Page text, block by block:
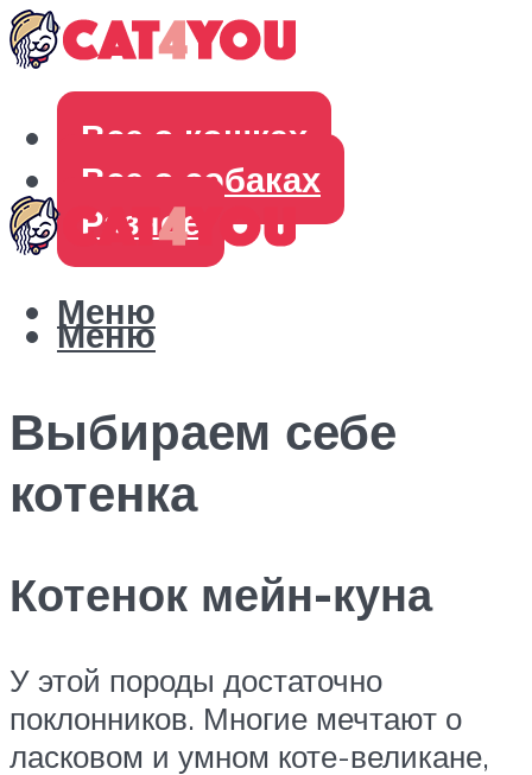
Все о кошках
Все о собаках
Разное
Меню
Меню
Выбираем себе
котенка
Котенок мейн-куна
У этой породы достаточно
поклонников. Многие мечтают о
ласковом и умном коте-великане,